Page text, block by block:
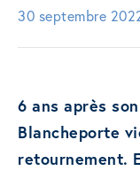
30 septembre
6 ans après
Blancheporte
retournement.